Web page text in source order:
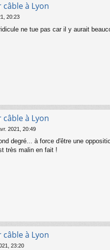
à Lyon
20:23
ne tue pas car il y aurait
à Lyon
2021, 20:49
degré... à force d'être une
très malin en fait !
à Lyon
23:20